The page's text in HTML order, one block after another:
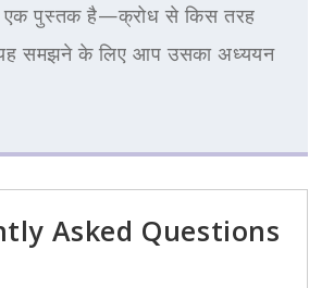
एक पुस्तक है—क्रोध से किस तरह
समझने के लिए आप उसका अध्ययन
Asked Questions